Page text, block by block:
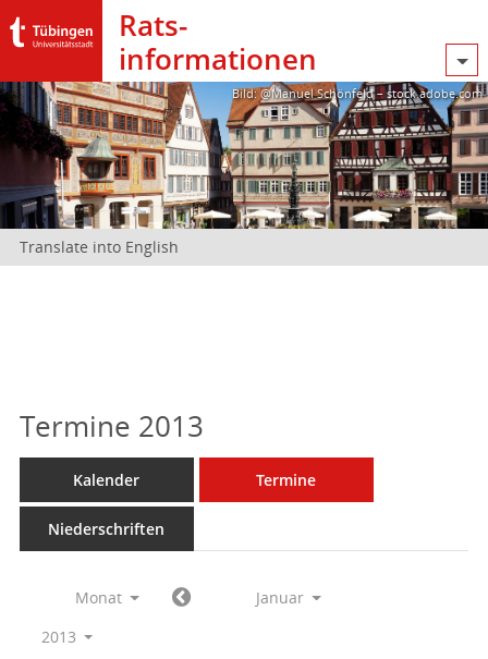
Rats­
informationen
Bild: @Manuel Schönfeld – stock.adobe.com
Translate into English
Termine 2013
Kalender Termine
Niederschriften
Monat
Januar
2013